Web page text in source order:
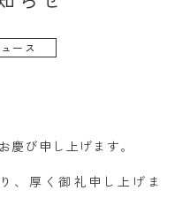
ース
び申し上げます。
、厚く御礼申し上げま